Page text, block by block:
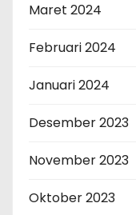
Maret 2024
Februari 2024
Januari 2024
Desember 2023
November 2023
Oktober 2023